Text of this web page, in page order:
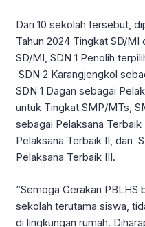
Dari 10 sekolah tersebut,
Tahun 2024 Tingkat SD/
SD/MI, SDN 1 Penolih
SDN 2 Karangjengkol
SDN 1 Dagan sebagai
untuk Tingkat SMP/MTs,
sebagai Pelaksana
Pelaksana Terbaik II, dan
Pelaksana Terbaik III.
“Semoga Gerakan PBLHS
sekolah terutama siswa,
di lingkungan rumah.